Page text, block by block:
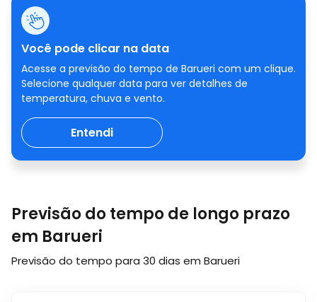
Você pode clicar na data
Acesse a previsão do tempo de Barueri com um clique.
Selecione qualquer data para ver detalhes de
temperatura, chuva e vento.
Entendi
Previsão do tempo de longo prazo
em Barueri
Previsão do tempo para 30 dias em Barueri